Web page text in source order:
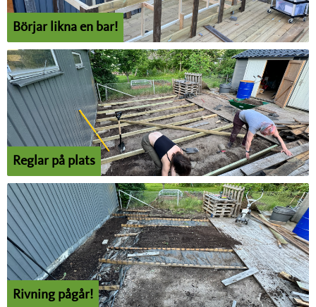
Börjar likna en bar!
Reglar på plats
Rivning pågår!